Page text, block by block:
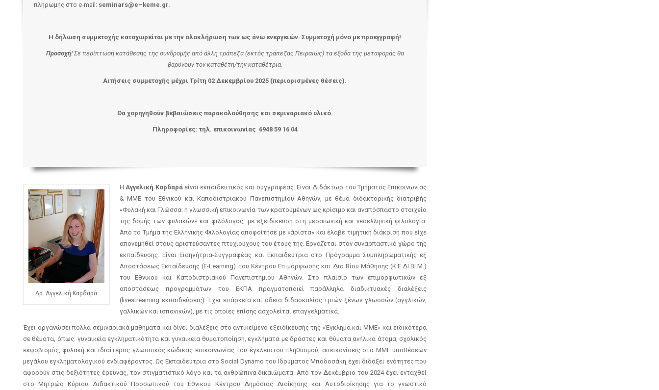
πληρωμής στο e-mail: seminars@e– keme.gr.
Η δήλωση συμμετοχής καταχωρείται με την ολοκλήρωση των ως άνω ενεργειών. Συμμετοχή μόνο με προεγγραφή!
Προσοχή! Σε περίπτωση κατάθεσης της συνδρομής από άλλη τράπεζα (εκτός τράπεζας Πειραιώς) τα έξοδα της μεταφοράς θα
βαρύνουν τον καταθέτη/την καταθέτρια.
Αιτήσεις συμμετοχής μέχριΤρίτη 02 Δεκεμβρίου 2025 (περιορισμένες θέσεις).
Θα χορηγηθούν βεβαιώσεις παρακολούθησης και σεμιναριακό υλικό.
Πληροφορίες: τηλ. επικοινωνίας 6948 59 16 04
Δρ. Αγγελική Καρδαρά
HΑγγελική Καρδαράείναι εκπαιδευτικός και συγγραφέας. Είναι Διδάκτωρ του Τμήματος Επικοινωνίας
& ΜΜΕ του Εθνικού και Καποδιστριακού Πανεπιστημίου Αθηνών, με θέμα διδακτορικής διατριβής
«Φυλακή και Γλώσσα: η γλωσσική επικοινωνία των κρατουμένων ως κρίσιμο και αναπόσπαστο στοιχείο
της δομής των φυλακών» και φιλόλογος, με εξειδίκευση στη μεσαιωνική και νεοελληνική φιλολογία.
Από το Τμήμα της Ελληνικής Φιλολογίας αποφοίτησε με «άριστα» και έλαβε τιμητική διάκριση που είχε
απονεμηθεί στους αριστεύσαντες πτυχιούχους του έτους της. Εργάζεται στον συναρπαστικό χώρο της
εκπαίδευσης. Είναι Εισηγήτρια-Συγγραφέας και Εκπαιδεύτρια στο Πρόγραμμα Συμπληρωματικής εξ
Αποστάσεως Εκπαίδευσης (E-Learning) του Κέντρου Επιμόρφωσης και Δια Βίου Μάθησης (Κ.Ε.ΔΙ.ΒΙ.Μ.)
του Εθνικού και Καποδιστριακού Πανεπιστημίου Αθηνών. Στο πλαίσιο των επιμορφωτικών εξ
αποστάσεως προγραμμάτων του ΕΚΠΑ πραγματοποιεί παράλληλα διαδικτυακές διαλέξεις
(livestreaming εκπαιδεύσεις). Έχει επάρκεια και άδεια διδασκαλίας τριών ξένων γλωσσών (αγγλικών,
γαλλικών και ισπανικών), με τις οποίες επίσης ασχολείται επαγγελματικά.
Έχει οργανώσει πολλά σεμιναριακά μαθήματα και δίνει διαλέξεις στο αντικείμενο εξειδίκευσής της «Έγκλημα και ΜΜΕ» και ειδικότερα
σε θέματα, όπως: γυναικεία εγκληματικότητα και γυναικεία θυματοποίηση, εγκλήματα με δράστες και θύματα ανήλικα άτομα, σχολικός
εκφοβισμός, φυλακή και ιδιαίτερος γλωσσικός κώδικας επικοινωνίας του έγκλειστου πληθυσμού, απεικονίσεις στα ΜΜΕ υποθέσεων
μεγάλου εγκληματολογικού ενδιαφέροντος. Ως Εκπαιδεύτρια στο Social Dynamo του Ιδρύματος Μποδοσάκη έχει διδάξει ενότητες που
αφορούν στις δεξιότητες έρευνας, τον στιγματιστικό λόγο και τα ανθρώπινα δικαιώματα. Από τον Δεκέμβριο του 2024 έχει ενταχθεί
στο Μητρώο Κύριου Διδακτικού Προσωπικού του Εθνικού Κέντρου Δημόσιας Διοίκησης και Αυτοδιοίκησης για το γνωστικό